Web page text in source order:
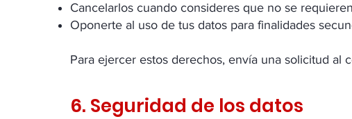
Cancelarlos cuando consideres que no se
Oponerte al uso de tus datos para finalidades
Para ejercer estos derechos, envía una solicitud al
6. Seguridad de los datos